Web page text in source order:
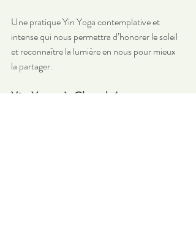
Une pratique Yin Yoga contemplative et
intense qui nous permettra d’honorer le soleil
et reconnaître la lumière en nous pour mieux
la partager.
Yin Yoga à Chambéry